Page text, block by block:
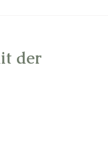
der